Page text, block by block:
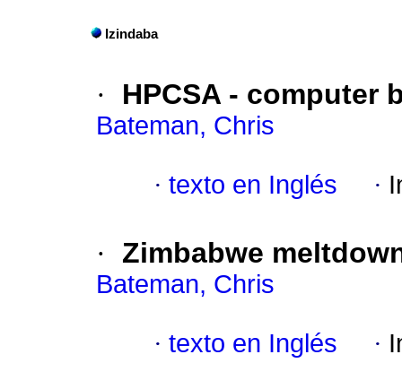
Izindaba
· HPCSA - computer
Bateman, Chris
· texto en Inglés ·
· Zimbabwe
Bateman, Chris
· texto en Inglés ·